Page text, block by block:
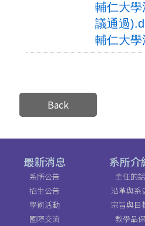
輔仁大
議通過
輔仁大
Back
最新消息
系所公告
招生公告
學術活動
國際交流
系所介
主任的話
沿革與系
宗旨與目
教學品保